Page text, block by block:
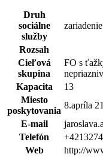
Druh
sociálne
služby
Rozsah
Cieľová
skupina
FO s
Kapacita
13
Miesto
poskytovania
8.apríla
E-mail
Telefón
Web
http://